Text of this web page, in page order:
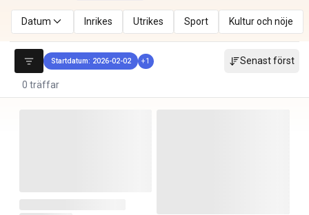
Datum Inrikes Utrikes Sport Kultur och nöje
Startdatum: 2026-02-02 +1 Senast först
0 träffar